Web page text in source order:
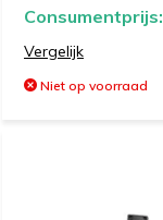
Consumentprijs:
Vergelijk
Niet op voorraad